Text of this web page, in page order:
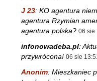
J 23: KO agentura
agentura Rzymian
agentura polska? 06 sie
infonowadeba.pl:
przywrócona! 06 sie
Anonim: Mieszkaniec